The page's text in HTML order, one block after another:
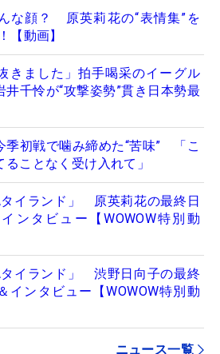
な顔？ 原英莉花の“表情集”を
【動画】
きました」拍手喝采のイーグル
千怜が“攻撃姿勢”貫き日本勢最
季初戦で噛み締めた“苦味” 「こ
ことなく受け入れて」
タイランド」 原英莉花の最終日
ンタビュー【WOWOW特別動
タイランド」 渋野日向子の最終
インタビュー【WOWOW特別動
ニュース一覧